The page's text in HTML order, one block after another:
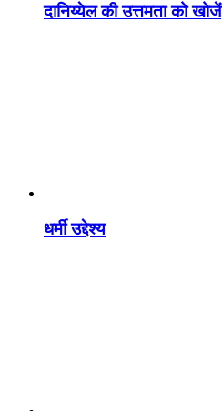
दानिय्येल की उत्तमता को खोजें
धर्मी उद्देश्य